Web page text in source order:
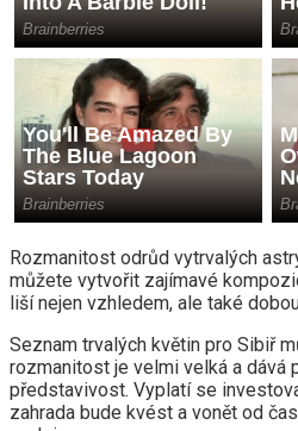
Rozmanitost odrůd vytrvalých
můžete vytvořit zajímavé
liší nejen vzhledem, ale také
Seznam trvalých květin pro Sibiř
rozmanitost je velmi velká a dává
představivost. Vyplatí se
zahrada bude kvést a vonět od